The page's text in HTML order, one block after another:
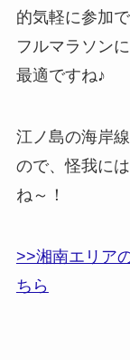
的気軽に参加
フルマラソン
最適ですね♪
江ノ島の海岸
ので、怪我に
ね～！
>>湘南エリア
ちら